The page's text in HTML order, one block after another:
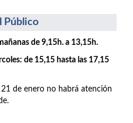
Público
de 9,15h. a 13,15h.
de 15,15 hasta las 17,15
de enero no habrá atención